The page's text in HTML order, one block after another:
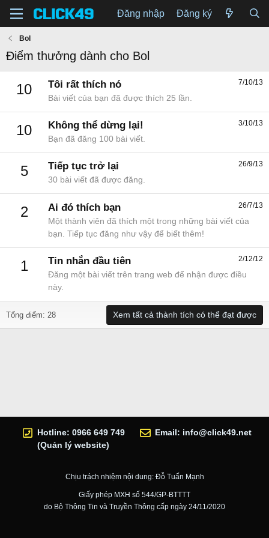
Đăng nhập Đăng ký
Bol
Điểm thưởng dành cho Bol
10 7/10/13
Tôi rất thích nó
Bài viết của bạn đã được thích 25 lần.
10 3/10/13
Không thể dừng lại!
Bạn đã đăng 100 bài viết.
5 26/9/13
Tiếp tục trở lại
30 bài viết đã được đăng.
2 26/7/13
Ai đó thích bạn
Một thành viên đã thích một trong những bài viết của
bạn. Tiếp tục đăng như vậy để biết thêm!
1 2/12/12
Tin nhắn đầu tiên
Đăng một bài viết trên trang web để nhận được điều
này.
Tổng điểm: 28 Xem tất cả thành tích có thể đạt được
Hotline: 0966 649 749
(Quản lý website)
Email: info@click49.net
Chịu trách nhiệm nội dung: Đỗ Tuấn Mạnh
Giấy phép MXH số 544/GP-BTTTT
do Bộ Thông Tin và Truyền Thông cấp ngày 24/11/2020